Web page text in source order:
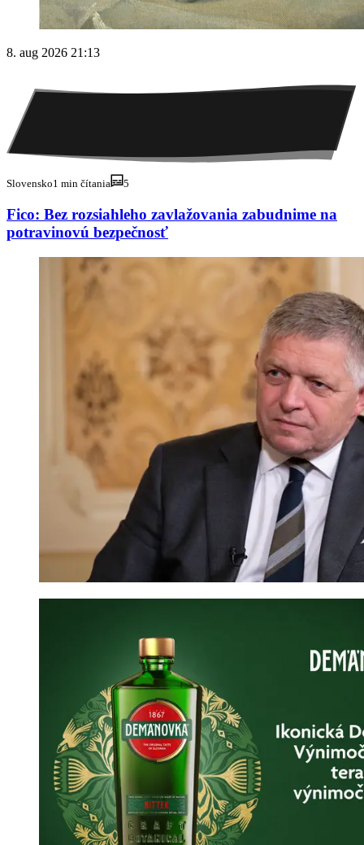
8. aug 2026 21:13
Slovensko1 min čítania 5
Fico: Bez rozsiahleho zavlažovania zabudnime na
potravinovú bezpečnosť